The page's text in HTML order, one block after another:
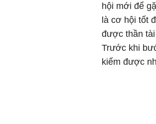
hội mới để
là cơ hội tốt
được thần
Trước khi
kiếm được